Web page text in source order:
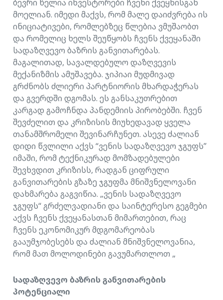
ბევრი წელია ინვესტორები ჩვენი ქვეყნისგან
მოელიან. იმედი მაქვს, რომ მალე დაიძვრება ის
ინიციატივები, რომლებზეც წლებია ვმუშაობთ
და რომელიც ხელს შეუწყობს ჩვენს ქვეყანაში
სადაზღვევო ბაზრის განვითარებას.
მაგალითად, სავალდებულო დაზღვევის
მექანიზმის ამუშავება. ჯიპიაი მუდმივად
გრძნობს ძლიერი პარტნიორის მხარდაჭერას
და გვერდში დგომას. ეს განსაკუთრებით
კარგად გამოჩნდა პანდემიის პირობებში. ჩვენ
შევძელით და კრიზისის მიუხედავად ყველა
თანამშრომელი შევინარჩუნეთ. ასევე ძალიან
დიდი წვლილი აქვს “ვენის სადაზღვევო ჯგუფს”
იმაში, რომ ტექნიკურად მომზადებულები
შევხვდით კრიზისს, რადგან ციფრული
განვითარების გზაზე ჯგუფმა მნიშვნელოვანი
დახმარება გაგვიწია. „ვენის სადაზღვევო
ჯგუფს“ გრძელვადიანი და საინტერესო გეგმები
აქვს ჩვენს ქვეყანასთან მიმართებით, რაც
ჩვენს ეკონომიკურ მდგომარეობას
გააუმჯობესებს და ძალიან მნიშვნელოვანია,
რომ მათ მოლოდინები გავუმართლოთ „
სადაზღვევო ბაზრის განვითარების
პოტენციალი